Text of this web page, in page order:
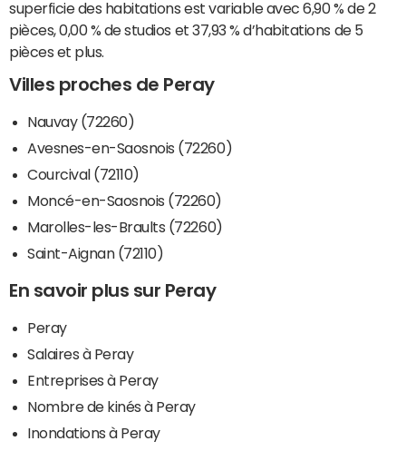
superficie des habitations est variable avec 6,90 % de 2
pièces, 0,00 % de studios et 37,93 % d’habitations de 5
pièces et plus.
Villes proches de Peray
Nauvay (72260)
Avesnes-en-Saosnois (72260)
Courcival (72110)
Moncé-en-Saosnois (72260)
Marolles-les-Braults (72260)
Saint-Aignan (72110)
En savoir plus sur Peray
Peray
Salaires à Peray
Entreprises à Peray
Nombre de kinés à Peray
Inondations à Peray